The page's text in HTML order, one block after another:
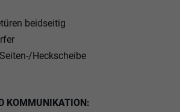
beidseitig
Heckscheibe
KOMMUNIKATION: